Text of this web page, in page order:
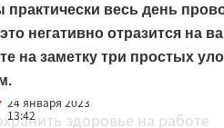
практически весь день
негативно отразится на
на заметку три простых
Редакция
24 января 2023
13:42